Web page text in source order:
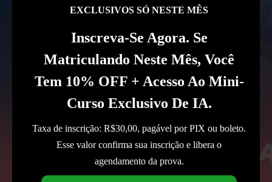
EXCLUSIVOS SÓ NESTE MÊS
Inscreva-Se Agora. Se
Matriculando Neste Mês, Você
Tem 10% OFF + Acesso Ao Mini-
Curso Exclusivo De IA.
Taxa de inscrição: R$30,00, pagável por PIX ou boleto.
Esse valor confirma sua inscrição e libera o
agendamento da prova.